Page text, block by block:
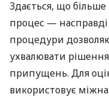
Здається, що
процес —
процедури
ухвалювати
припущень. Для
використовує